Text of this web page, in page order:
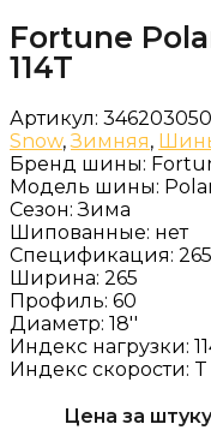
Fortune
114T
Артикул:
Snow,Зимняя,
Бренд шины:
Модель шины:
Сезон:Зима
Шипованные: нет
Спецификация:
Ширина: 265
Профиль: 60
Диаметр: 18''
Индекс нагрузки:
Индекс скорости:
Цена за